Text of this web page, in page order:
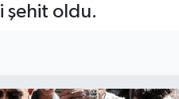
şehit oldu.